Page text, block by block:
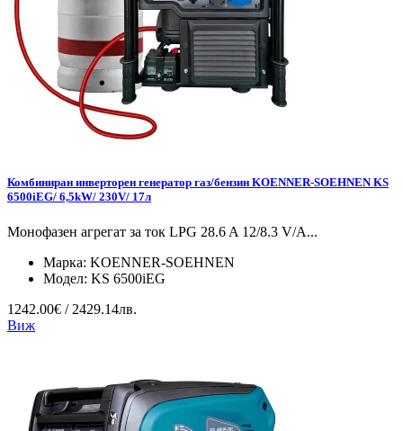
Комбиниран инверторен генератор газ/бензин KOENNER-SOEHNEN KS
6500iEG/ 6,5kW/ 230V/ 17л
Монофазен агрегат за ток LPG 28.6 A 12/8.3 V/А...
Марка: KOENNER-SOEHNEN
Модел: KS 6500iEG
1242.00€ / 2429.14лв.
Виж